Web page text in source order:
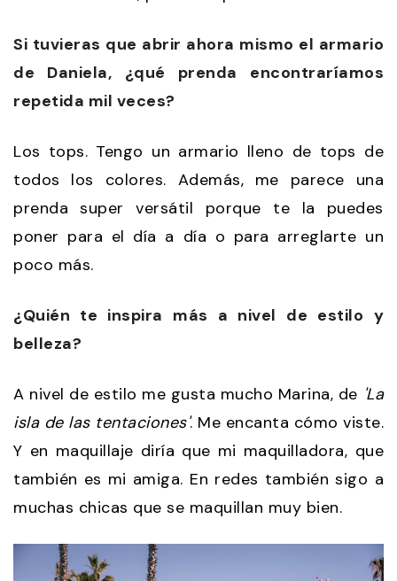
Si tuvieras que abrir ahora mismo el armario
de Daniela, ¿qué prenda encontraríamos
repetida mil veces?
Los tops. Tengo un armario lleno de tops de
todos los colores. Además, me parece una
prenda super versátil porque te la puedes
poner para el día a día o para arreglarte un
poco más.
¿Quién te inspira más a nivel de estilo y
belleza?
A nivel de estilo me gusta mucho Marina, de 'La
isla de las tentaciones'. Me encanta cómo viste.
Y en maquillaje diría que mi maquilladora, que
también es mi amiga. En redes también sigo a
muchas chicas que se maquillan muy bien.